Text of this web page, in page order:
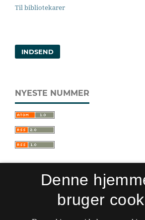
Til bibliotekarer
INDSEND
NYESTE NUMMER
Sprogforum. Tidsskrift for sprog-
kulturpædagogik
Denne
bruger